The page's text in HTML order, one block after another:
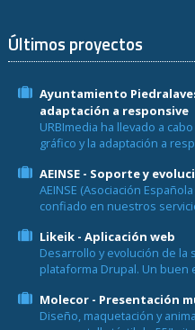
Últimos proyectos
Ayuntamiento
adaptación a responsive
URBImedia ha llevado a
gráfico y la adaptación a
AEINSE - Soporte y
AEINSE (Asociación
confiado en nuestros
Likeik - Aplicación web
Desarrollo y evolución de
plataforma Drupal. Un buen
Molecor - Presentación
Diseño, maquetación y